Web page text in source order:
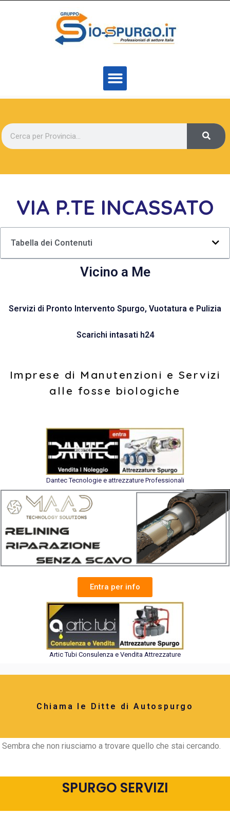
VIA P.TE INCASSATO
Tabella dei Contenuti
Vicino a Me
Servizi di Pronto Intervento Spurgo, Vuotatura e Pulizia
Scarichi intasati h24
Imprese di Manutenzioni e Servizi
alle fosse biologiche
Dantec Tecnologie e attrezzature Professionali
Entra per info
Artic Tubi Consulenza e Vendita Attrezzature
Chiama le Ditte di Autospurgo
Sembra che non riusciamo a trovare quello che stai cercando.
SPURGO SERVIZI